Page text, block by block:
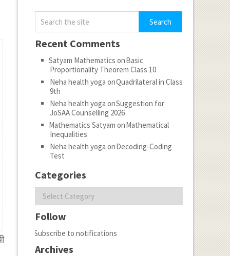
Recent Comments
Satyam Mathematics onBasic
Proportionality Theorem Class 10
Neha health yoga onQuadrilateral in Class
9th
Neha health yoga onSuggestion for
JoSAA Counselling 2026
Mathematics Satyam onMathematical
Inequalities
Neha health yoga onDecoding-Coding
Test
Categories
Categories
Follow
Subscribe to notifications
Archives